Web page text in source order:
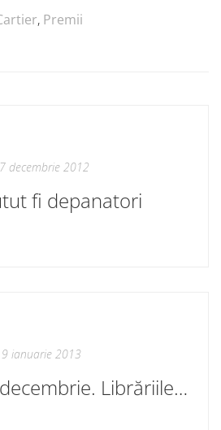
, Premii
decembrie 2012
fi depanatori
9 ianuarie 2013
Top vânzări decembrie. Librăriile Cartier